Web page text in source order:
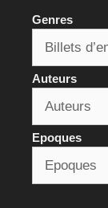
Genres
Auteurs
Epoques